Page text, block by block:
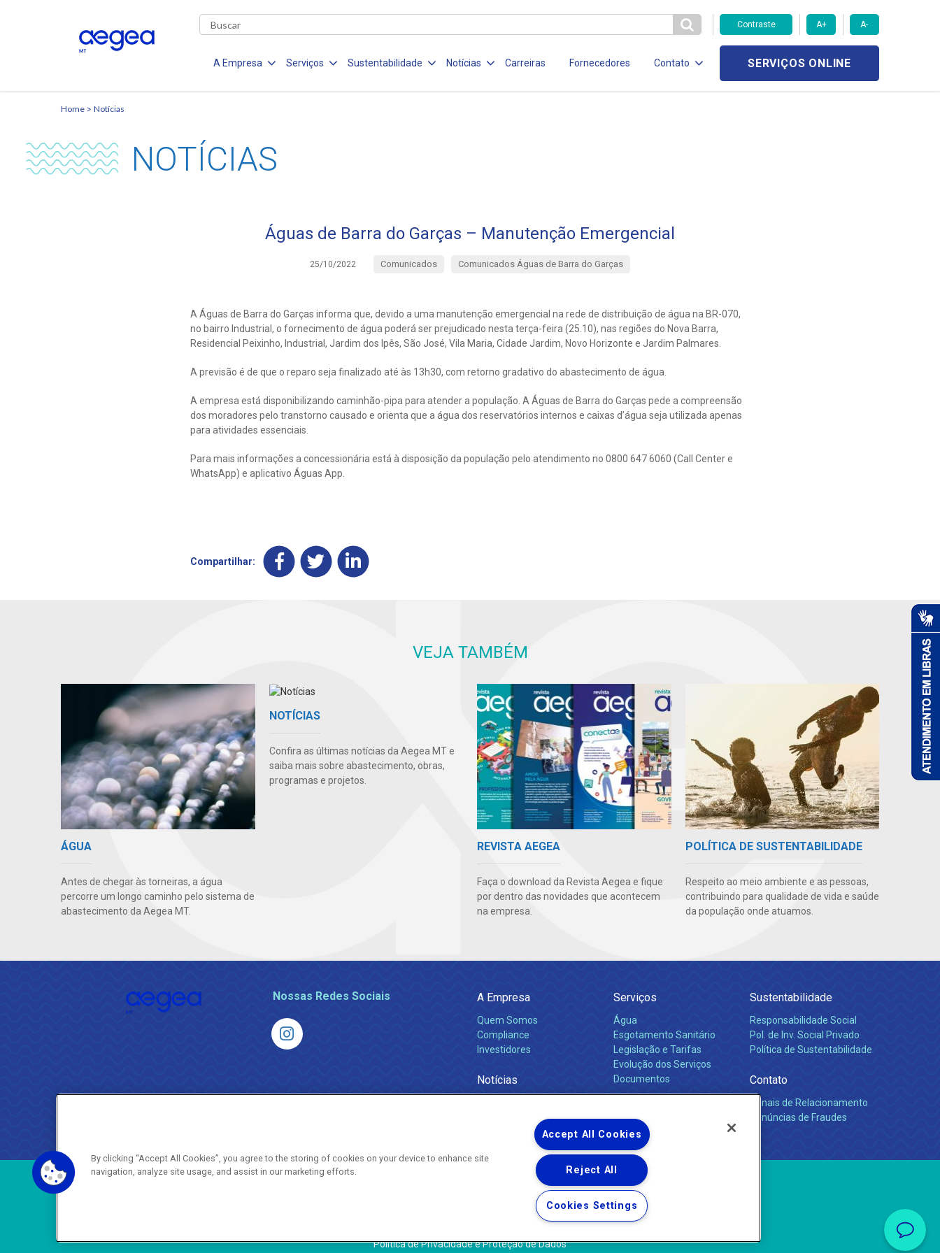
Contraste A+ A-
A Empresa Serviços Sustentabilidade Notícias Carreiras Fornecedores Contato SERVIÇOS ONLINE
Home Notícias
NOTÍCIAS
Águas de Barra do Garças – Manutenção Emergencial
25/10/2022 Comunicados Comunicados Águas de Barra do Garças
A Águas de Barra do Garças informa que, devido a uma manutenção emergencial na rede de distribuição de água na BR-070,
no bairro Industrial, o fornecimento de água poderá ser prejudicado nesta terça-feira (25.10), nas regiões do Nova Barra,
Residencial Peixinho, Industrial, Jardim dos Ipês, São José, Vila Maria, Cidade Jardim, Novo Horizonte e Jardim Palmares.
A previsão é de que o reparo seja finalizado até às 13h30, com retorno gradativo do abastecimento de água.
A empresa está disponibilizando caminhão-pipa para atender a população. A Águas de Barra do Garças pede a compreensão
dos moradores pelo transtorno causado e orienta que a água dos reservatórios internos e caixas d’água seja utilizada apenas
para atividades essenciais.
Para mais informações a concessionária está à disposição da população pelo atendimento no 0800 647 6060 (Call Center e
WhatsApp) e aplicativo Águas App.
Compartilhar:
VEJA TAMBÉM
ÁGUA
Antes de chegar às torneiras, a água
percorre um longo caminho pelo sistema de
abastecimento da Aegea MT.
NOTÍCIAS
Confira as últimas notícias da Aegea MT e
saiba mais sobre abastecimento, obras,
programas e projetos.
REVISTA AEGEA
Faça o download da Revista Aegea e fique
por dentro das novidades que acontecem
na empresa.
POLÍTICA DE SUSTENTABILIDADE
Respeito ao meio ambiente e as pessoas,
contribuindo para qualidade de vida e saúde
da população onde atuamos.
Nossas Redes Sociais A Empresa
Quem Somos
Compliance
Investidores
Notícias
Serviços
Água
Esgotamento Sanitário
Legislação e Tarifas
Evolução dos Serviços
Documentos
Sustentabilidade
Responsabilidade Social
Pol. de Inv. Social Privado
Política de Sustentabilidade
Contato
Canais de Relacionamento
Denúncias de Fraudes
Copyright ® 2026 - Todos os Direitos Reservados.
Política de Privacidade e Proteção de Dados
By clicking “Accept All Cookies”, you agree to the storing of cookies on your device to enhance site
navigation, analyze site usage, and assist in our marketing efforts.
Accept All Cookies
Reject All
Cookies Settings